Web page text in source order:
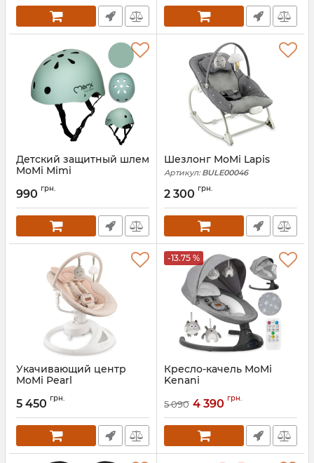
Детский защитный шлем
MoMi Mimi
990 грн.
Шезлонг MoMi Lapis
Артикул:BULE00046
2 300 грн.
Укачивающий центр
MoMi Pearl
5 450 грн.
-13.75 %
Кресло-качель MoMi
Kenani
5 090 4 390 грн.